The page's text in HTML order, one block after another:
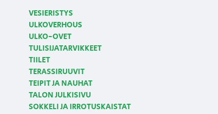
VESIERISTYS
ULKOVERHOUS
ULKO-OVET
TULISIJATARVIKKEET
TIILET
TERASSIRUUVIT
TEIPIT JA NAUHAT
TALON JULKISIVU
SOKKELI JA IRROTUSKAISTAT